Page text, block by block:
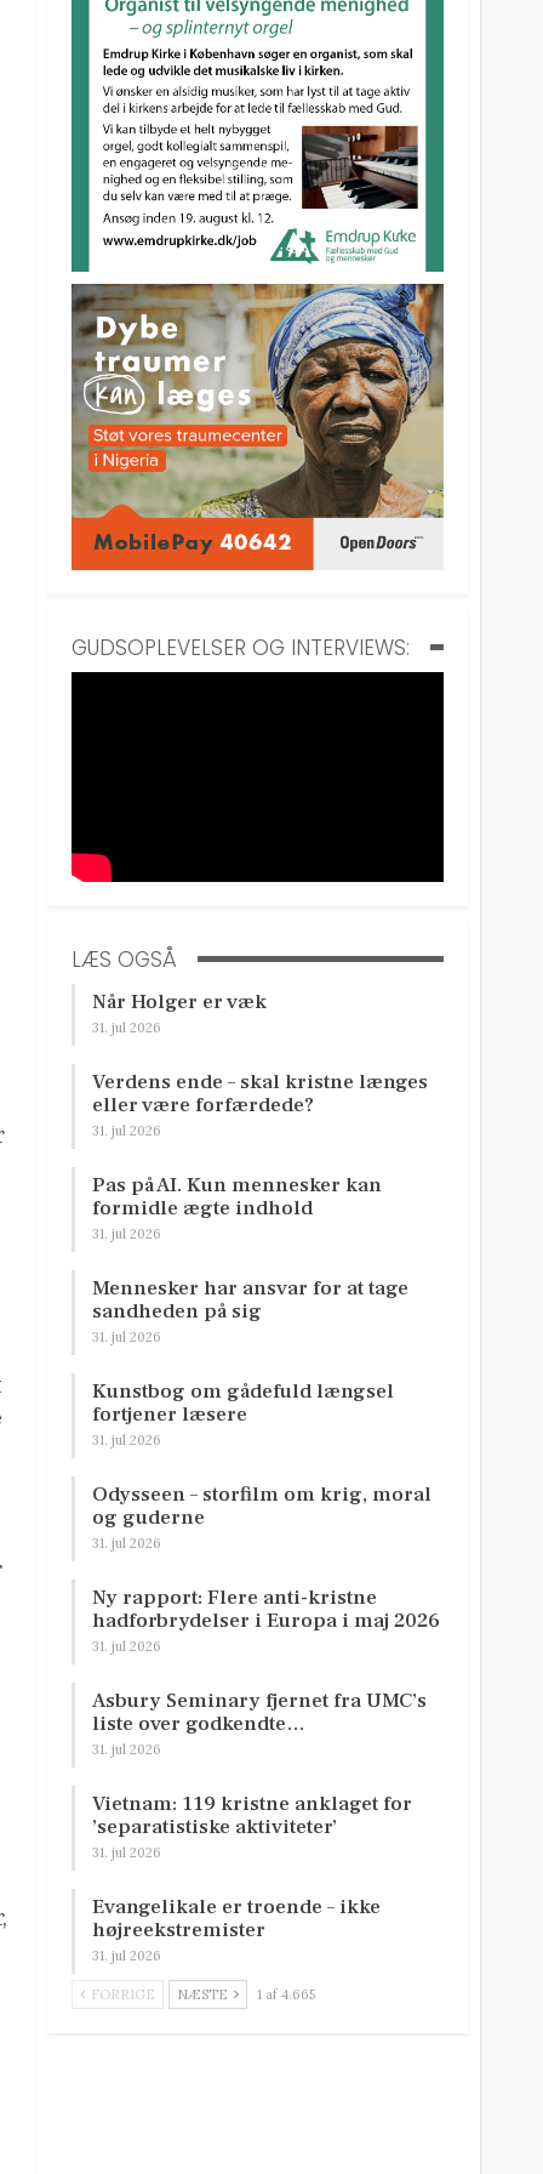
GUDSOPLEVELSER OG INTERVIEWS:
LÆS OGSÅ
Når Holger er væk
31. jul 2026
Verdens ende – skal kristne længes
eller være forfærdede?
31. jul 2026
Pas på AI. Kun mennesker kan
formidle ægte indhold
31. jul 2026
Mennesker har ansvar for at tage
sandheden på sig
31. jul 2026
Kunstbog om gådefuld længsel
fortjener læsere
31. jul 2026
Odysseen – storfilm om krig, moral
og guderne
31. jul 2026
Ny rapport: Flere anti-kristne
hadforbrydelser i Europa i maj 2026
31. jul 2026
Asbury Seminary fjernet fra UMC’s
liste over godkendte…
31. jul 2026
Vietnam: 119 kristne anklaget for
’separatistiske aktiviteter’
31. jul 2026
Evangelikale er troende – ikke
højreekstremister
31. jul 2026
FORRIGE NÆSTE 1 af 4.665